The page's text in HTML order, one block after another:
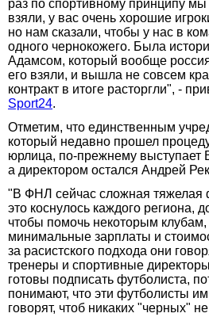
раз по спортивному принципу мы
взяли, у вас очень хорошие
но нам сказали, чтобы у нас в
одного чернокожего. Была
Адамсом, который вообще
его взяли, и вышла не совсем
контракт в итоге расторгли", -
Sport24.
Отметим, что единственным
который недавно прошел
юрлица, по-прежнему выступает
а директором остался Андрей
"В ФНЛ сейчас сложная тяжелая
это коснулось каждого региона,
чтобы помочь некоторым клубам,
минимальные зарплаты и
за расистского подхода они
тренеры и спортивные
готовы подписать футболиста,
понимают, что эти футболисты
говорят, чтоб никаких "черных"